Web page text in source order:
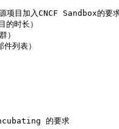
源项目加入CNCF
时长）
）
列表）
的要求